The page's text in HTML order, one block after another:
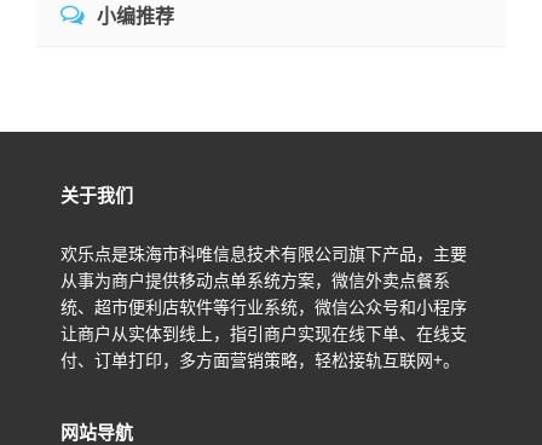
小编推荐
关于我们
欢乐点是珠海市科唯信息技术有限公司旗下产品，主要
从事为商户提供移动点单系统方案，微信外卖点餐系
统、超市便利店软件等行业系统，微信公众号和小程序
让商户从实体到线上，指引商户实现在线下单、在线支
付、订单打印，多方面营销策略，轻松接轨互联网+。
网站导航